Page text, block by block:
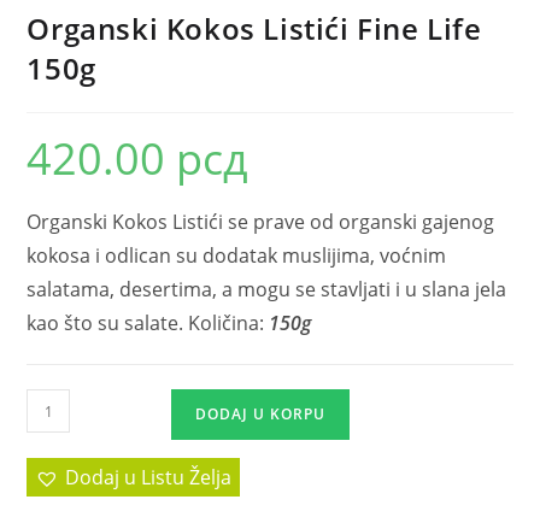
Organski Kokos Listići Fine Life
150g
420.00 рсд
Organski Kokos Listići se prave od organski gajenog
kokosa i odlican su dodatak muslijima, voćnim
salatama, desertima, a mogu se stavljati i u slana jela
kao što su salate. Količina: 150g
DODAJ U KORPU
Dodaj u Listu Želja